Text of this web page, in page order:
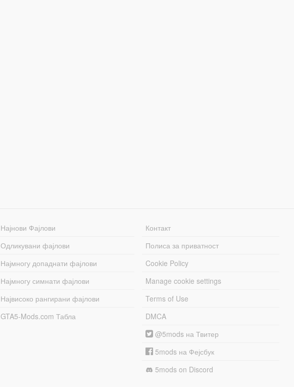
Најнови Фајлови
Одликувани фајлови
Најмногу допаднати фајлови
Најмногу симнати фајлови
Највисоко рангирани фајлови
GTA5-Mods.com Табла
Контакт
Полиса за приватност
Cookie Policy
Manage cookie settings
Terms of Use
DMCA
@5mods на Твитер
5mods на Фејсбук
5mods on Discord